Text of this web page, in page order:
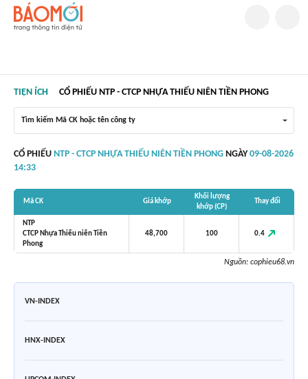
TIỆN ÍCH CỔ PHIẾU NTP - CTCP NHỰA THIẾU NIÊN TIỀN PHONG
Tìm kiếm Mã CK hoặc tên công ty
CỔ PHIẾU NTP - CTCP NHỰA THIẾU NIÊN TIỀN PHONG NGÀY 09-08-2026
14:33
Mã CK Giá khớp
Khối lượng
khớp (CP)
Thay đổi
NTP
CTCP Nhựa Thiếu niên Tiền
Phong
48,700 100 0.4
Nguồn: cophieu68.vn
VN-INDEX
HNX-INDEX